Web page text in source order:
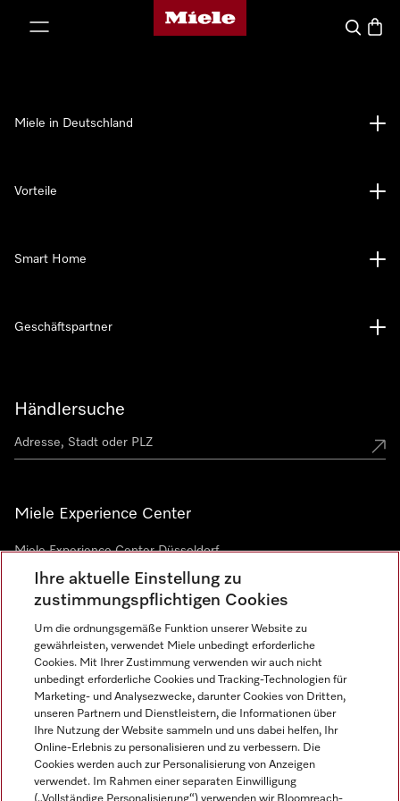
Miele-Homepage
Suche
Händlersuche
Miele Experience Center
Miele Experience Center Düsseldorf
Miele Experience Center Gütersloh
Newsletter
Miele in Deutschland
Vorteile
Smart Home
Geschäftspartner
Ihre aktuelle Einstellung zu
zustimmungspflichtigen Cookies
Um die ordnungsgemäße Funktion unserer Website zu
gewährleisten, verwendet Miele unbedingt erforderliche
Cookies. Mit Ihrer Zustimmung verwenden wir auch nicht
unbedingt erforderliche Cookies und Tracking-Technologien für
Marketing- und Analysezwecke, darunter Cookies von Dritten,
unseren Partnern und Dienstleistern, die Informationen über
Ihre Nutzung der Website sammeln und uns dabei helfen, Ihr
Online-Erlebnis zu personalisieren und zu verbessern. Die
Cookies werden auch zur Personalisierung von Anzeigen
verwendet. Im Rahmen einer separaten Einwilligung